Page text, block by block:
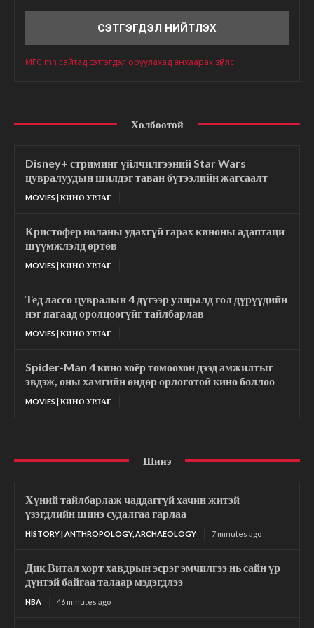
MFC.mn сайтад сэтгэгдэл оруулахад анхаарах зүйлс
Холбоотой
Disney+ стриминг үйлчилгээний Star Wars
цувралуудын шилдэг таван бүтээлийн жагсаалт
MOVIES | КИНО УРЛАГ
Кристофер ноланы удахгүй гарах киноны адаптаци
шүүмжлэлд өртөв
MOVIES | КИНО УРЛАГ
Тед лассо цувралын 4 дүгээр улиралд гол дүрүүдийн
нэг яагаад оролцоогүйг тайлбарлав
MOVIES | КИНО УРЛАГ
Spider-Man 4 кино хоёр томоохон дээд амжилтыг
эвдэж, оны хамгийн өндөр орлоготой кино боллоо
MOVIES | КИНО УРЛАГ
Шинэ
Хүний тайлбарлаж чаддаггүй хачин житэй
үзэгдлийн шинэ судалгаа гарлаа
HISTORY | ANTHROPOLOGY, ARCHAEOLOGY 7 minutes ago
Дик Витал хорт хавдрын эсрэг эмчилгээ нь сайн үр
дүнтэй байгаа талаар мэдэгдлээ
NBA 46 minutes ago